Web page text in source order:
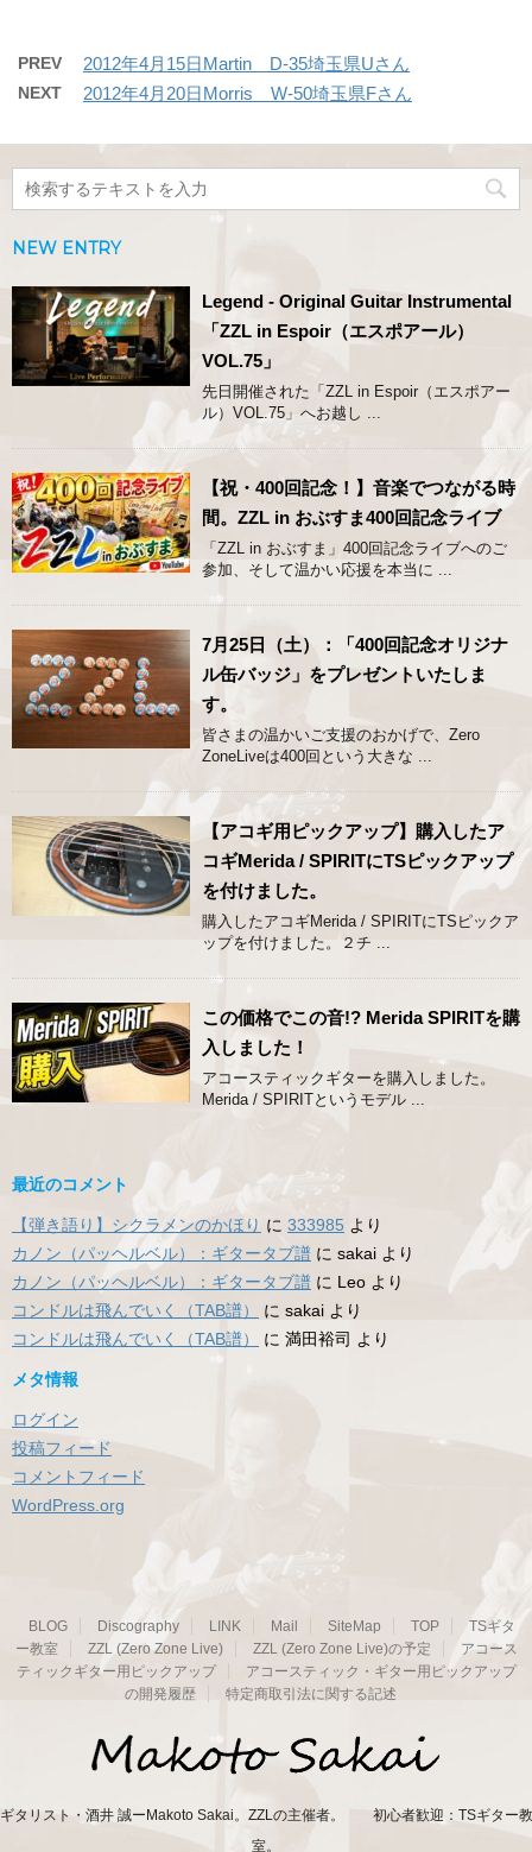
PREV 2012年4月15日Martin D-35埼玉県Uさん
NEXT 2012年4月20日Morris W-50埼玉県Fさん
NEW ENTRY
Legend - Original Guitar Instrumental
「ZZL in Espoir（エスポアール）
VOL.75」
先日開催された「ZZL in Espoir（エスポアー
ル）VOL.75」へお越し ...
【祝・400回記念！】音楽でつながる時
間。ZZL in おぶすま400回記念ライブ
「ZZL in おぶすま」400回記念ライブへのご
参加、そして温かい応援を本当に ...
7月25日（土）：「400回記念オリジナ
ル缶バッジ」をプレゼントいたしま
す。
皆さまの温かいご支援のおかげで、Zero
ZoneLiveは400回という大きな ...
【アコギ用ピックアップ】購入したア
コギMerida / SPIRITにTSピックアップ
を付けました。
購入したアコギMerida / SPIRITにTSピックア
ップを付けました。２チ ...
この価格でこの音!? Merida SPIRITを購
入しました！
アコースティックギターを購入しました。
Merida / SPIRITというモデル ...
最近のコメント
【弾き語り】シクラメンのかほり に 333985 より
カノン（パッヘルベル）：ギタータブ譜 に sakai より
カノン（パッヘルベル）：ギタータブ譜 に Leo より
コンドルは飛んでいく（TAB譜）
に sakai より
コンドルは飛んでいく（TAB譜）
に 満田裕司 より
メタ情報
ログイン
投稿フィード
コメントフィード
WordPress.org
BLOG Discography LINK Mail SiteMap TOP
TSギタ
ー教室
ZZL (Zero Zone Live) ZZL (Zero Zone Live)の予定
アコース
ティックギター用ピックアップ
アコースティック・ギター用ピックアップ
の開発履歴
特定商取引法に関する記述
ギタリスト・酒井 誠ーMakoto Sakai。ZZLの主催者。 初心者歓迎：TSギター教
室。